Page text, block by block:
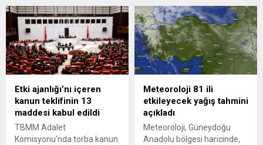
Etki ajanlığı’nı içeren
kanun teklifinin 13
maddesi kabul edildi
TBMM Adalet
Komisyonu'nda torba kanun
Meteoroloji 81 ili
etkileyecek yağış tahmini
açıkladı
Meteoroloji, Güneydoğu
Anadolu bölgesi haricinde,